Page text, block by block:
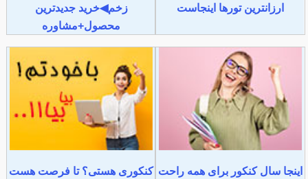
ارزانترین تورها اینجاست
زخم◀خرید جدیدترین
محصول+مشاوره
اینجا سال کنکور برای همه راحت کنکوری هستی؟ تا فرصت هست